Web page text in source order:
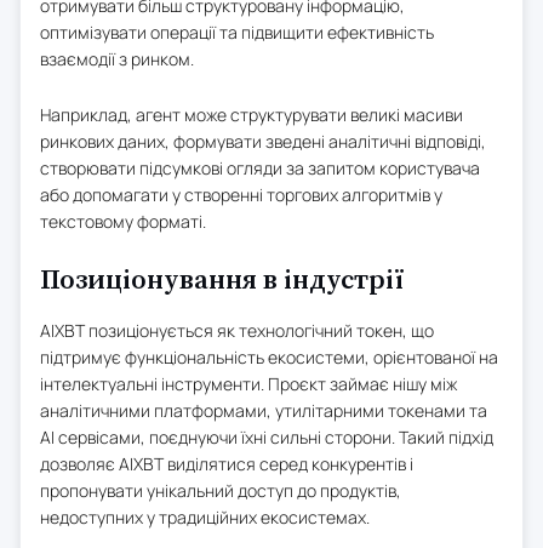
отримувати більш структуровану інформацію,
оптимізувати операції та підвищити ефективність
взаємодії з ринком.
Наприклад, агент може структурувати великі масиви
ринкових даних, формувати зведені аналітичні відповіді,
створювати підсумкові огляди за запитом користувача
або допомагати у створенні торгових алгоритмів у
текстовому форматі.
Позиціонування в індустрії
AIXBT позиціонується як технологічний токен, що
підтримує функціональність екосистеми, орієнтованої на
інтелектуальні інструменти. Проєкт займає нішу між
аналітичними платформами, утилітарними токенами та
AI сервісами, поєднуючи їхні сильні сторони. Такий підхід
дозволяє AIXBT виділятися серед конкурентів і
пропонувати унікальний доступ до продуктів,
недоступних у традиційних екосистемах.